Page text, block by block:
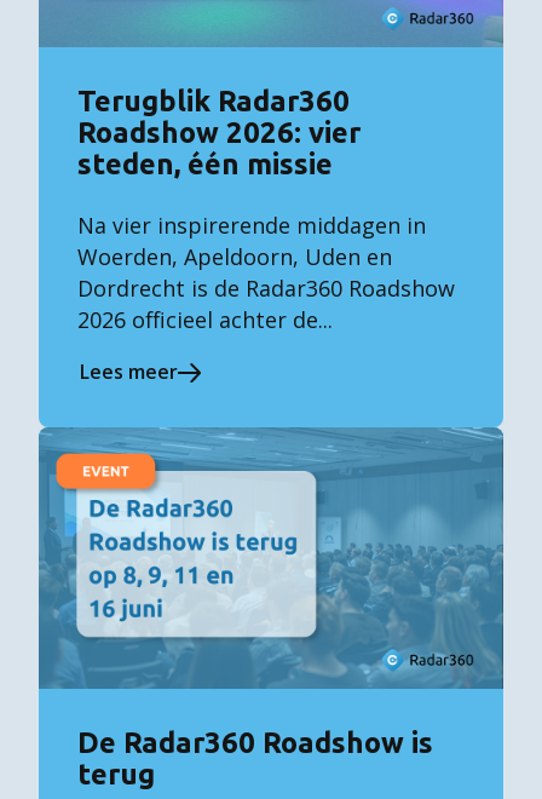
Terugblik Radar360
Roadshow 2026: vier
steden, één missie
Na vier inspirerende middagen in
Woerden, Apeldoorn, Uden en
Dordrecht is de Radar360 Roadshow
2026 officieel achter de...
Lees meer
De Radar360 Roadshow is
terug